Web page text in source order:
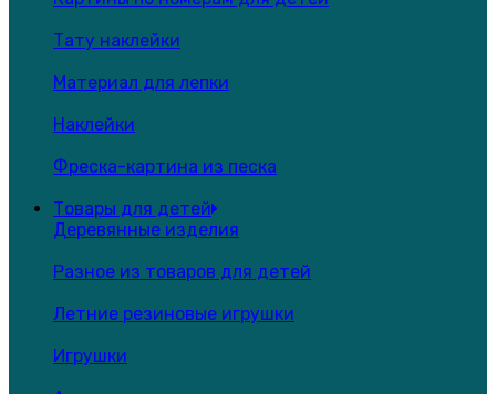
Тату наклейки
Материал для лепки
Наклейки
Фреска-картина из песка
Товары для детей
Деревянные изделия
Разное из товаров для детей
Летние резиновые игрушки
Игрушки